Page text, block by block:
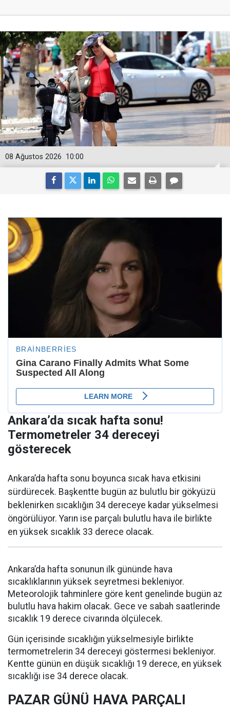
10:00
08 Ağustos 2026
Ankara’da sıcak hafta sonu!
Termometreler 34 dereceyi
gösterecek
Ankara’da hafta sonu boyunca sıcak hava etkisini
sürdürecek. Başkentte bugün az bulutlu bir gökyüzü
beklenirken sıcaklığın 34 dereceye kadar yükselmesi
öngörülüyor. Yarın ise parçalı bulutlu hava ile birlikte
en yüksek sıcaklık 33 derece olacak.
Ankara’da hafta sonunun ilk gününde hava
sıcaklıklarının yüksek seyretmesi bekleniyor.
Meteorolojik tahminlere göre kent genelinde bugün az
bulutlu hava hakim olacak. Gece ve sabah saatlerinde
sıcaklık 19 derece civarında ölçülecek.
Gün içerisinde sıcaklığın yükselmesiyle birlikte
termometrelerin 34 dereceyi göstermesi bekleniyor.
Kentte günün en düşük sıcaklığı 19 derece, en yüksek
sıcaklığı ise 34 derece olacak.
PAZAR GÜNÜ HAVA PARÇALI